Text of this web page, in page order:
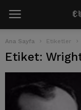
Ana Sayfa Etiketler
Etiket: